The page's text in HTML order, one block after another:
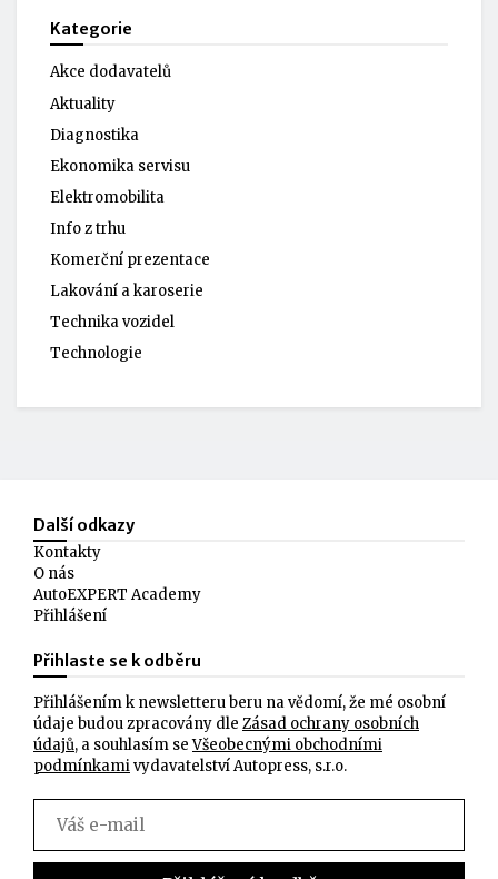
Kategorie
Akce dodavatelů
Aktuality
Diagnostika
Ekonomika servisu
Elektromobilita
Info z trhu
Komerční prezentace
Lakování a karoserie
Technika vozidel
Technologie
Další odkazy
Kontakty
O nás
AutoEXPERT Academy
Přihlášení
Přihlaste se k odběru
Přihlášením k newsletteru beru na vědomí, že mé osobní
údaje budou zpracovány dle Zásad ochrany osobních
údajů, a souhlasím seVšeobecnými obchodními
podmínkamivydavatelství Autopress, s.r.o.